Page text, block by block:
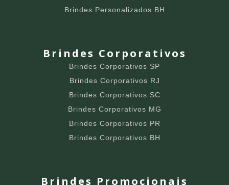
Brindes Personalizados BH
Brindes Corporativos
Brindes Corporativos SP
Brindes Corporativos RJ
Brindes Corporativos SC
Brindes Corporativos MG
Brindes Corporativos PR
Brindes Corporativos BH
Brindes Promocionais